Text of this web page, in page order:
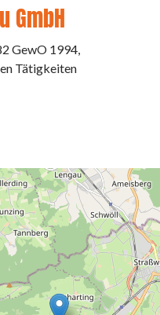
GmbH
GewO 1994,
Tätigkeiten